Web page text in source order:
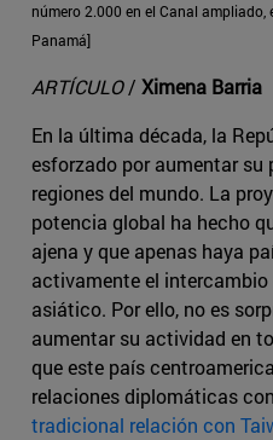
número 2.000 en el Canal ampliado,
Panamá]
ARTÍCULO/ Ximena Barria
En la última década, la
esforzado por aumentar su
regiones del mundo. La
potencia global ha hecho
ajena y que apenas haya
activamente el
asiático. Por ello, no es
aumentar su actividad en
que este país
relaciones diplomáticas
tradicional relación con